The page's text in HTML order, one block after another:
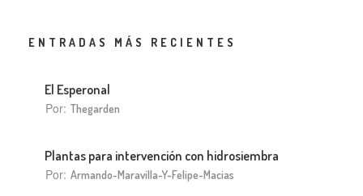
ENTRADAS MÁS RECIENTES
El Esperonal
Por: Thegarden
Plantas para intervención con hidrosiembra
Por: Armando-Maravilla-Y-Felipe-Macias